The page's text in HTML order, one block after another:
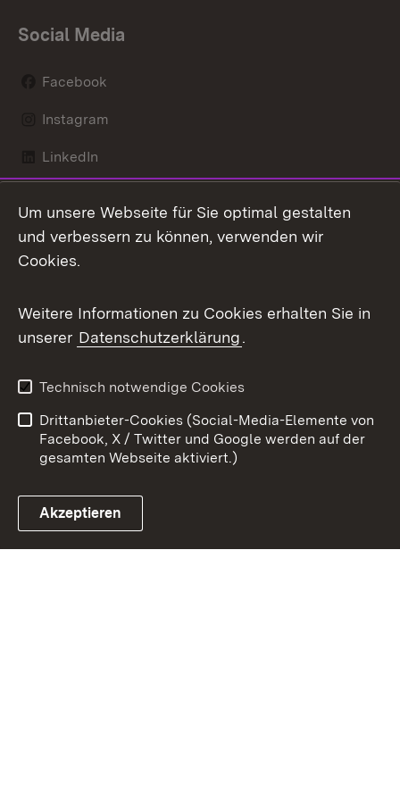
Social Media
Facebook
Instagram
LinkedIn
X / Twitter
Youtube
Link zum Landesportal
Kontakt
Datenschutz
Barrierefreiheit
Impressum
Cookies
Um unsere Webseite für Sie optimal gestalten
und verbessern zu können, verwenden wir
Cookies.
Weitere Informationen zu Cookies erhalten Sie in
unserer Datenschutzerklärung.
Technisch notwendige Cookies
Drittanbieter-Cookies (Social-Media-Elemente von
Facebook, X / Twitter und Google werden auf der
gesamten Webseite aktiviert.)
Akzeptieren